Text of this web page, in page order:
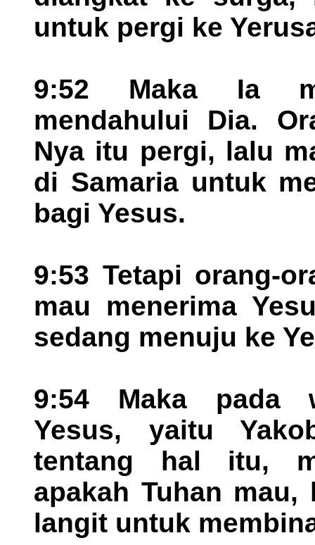
untuk pergi ke
9:52 Maka Ia
mendahului Dia.
Nya itu pergi, lalu
di Samaria untuk
bagi Yesus.
9:53 Tetapi orang-
mau menerima
sedang menuju ke
9:54 Maka pada
Yesus, yaitu
tentang hal itu,
apakah Tuhan
langit untuk